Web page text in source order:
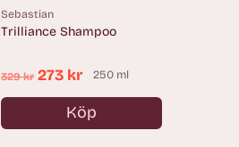
Sebastian
Trilliance Shampoo
Ordinarie
pris
329 kr 273 kr 250 ml
Köp
Antal